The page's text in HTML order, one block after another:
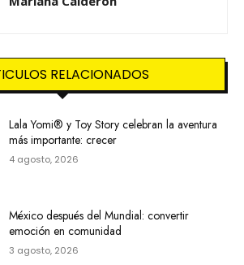
RELACIONADOS
Lala Yomi® y Toy Story celebran la aventura
más importante: crecer
4 agosto, 2026
México después del Mundial: convertir
emoción en comunidad
3 agosto, 2026